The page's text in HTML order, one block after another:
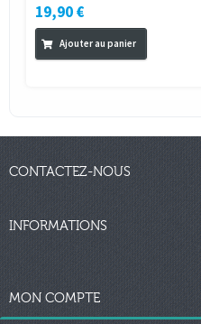
19,90 €
Ajouter au panier
CONTACTEZ-NOUS
INFORMATIONS
MON COMPTE